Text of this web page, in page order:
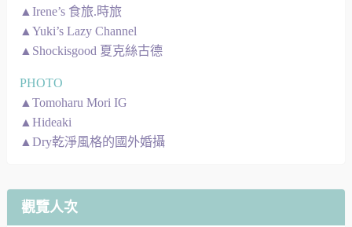
▲Irene’s 食旅.時旅
▲Yuki’s Lazy Channel
▲Shockisgood 夏克絲古德
PHOTO
▲Tomoharu Mori IG
▲Hideaki
▲Dry乾淨風格的國外婚攝
觀覽人次